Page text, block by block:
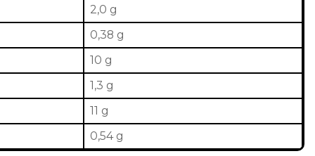
2,0 g
0,38 g
10 g
1,3 g
11 g
0,54 g